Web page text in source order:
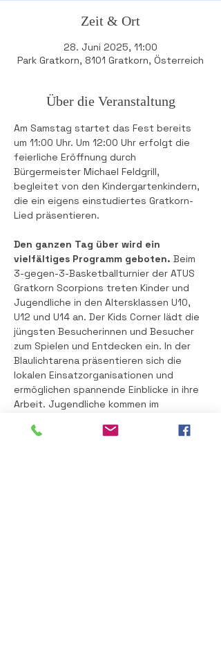
Zeit & Ort
28. Juni 2025, 11:00
Park Gratkorn, 8101 Gratkorn, Österreich
Über die Veranstaltung
Am Samstag startet das Fest bereits
um 11:00 Uhr. Um 12:00 Uhr erfolgt die
feierliche Eröffnung durch
Bürgermeister Michael Feldgrill,
begleitet von den Kindergartenkindern,
die ein eigens einstudiertes Gratkorn-
Lied präsentieren.
Den ganzen Tag über wird ein
vielfältiges Programm geboten. Beim
3-gegen-3-Basketballturnier der ATUS
Gratkorn Scorpions treten Kinder und
Jugendliche in den Altersklassen U10,
U12 und U14 an. Der Kids Corner lädt die
jüngsten Besucherinnen und Besucher
zum Spielen und Entdecken ein. In der
Blaulichtarena präsentieren sich die
lokalen Einsatzorganisationen und
ermöglichen spannende Einblicke in ihre
Arbeit. Jugendliche kommen im
während Abenteuerlustige den